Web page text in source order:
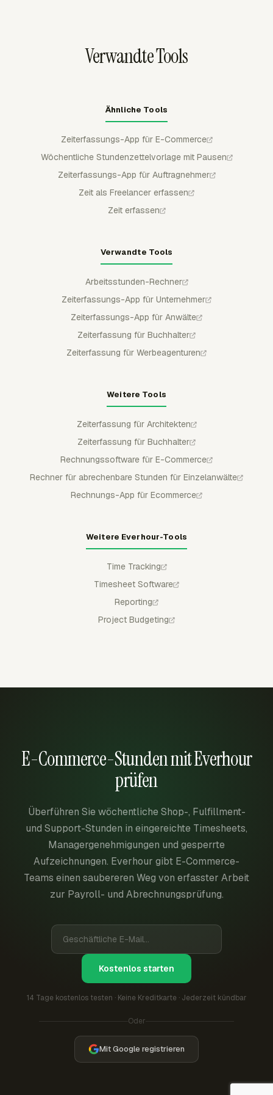
operatives Reporting die Stunden verwenden.
Verwandte Tools
Ähnliche Tools
Zeiterfassungs-App für E-Commerce
Wöchentliche Stundenzettelvorlage mit Pausen
Zeiterfassungs-App für Auftragnehmer
Zeit als Freelancer erfassen
Zeit erfassen
Verwandte Tools
Arbeitsstunden-Rechner
Zeiterfassungs-App für Unternehmer
Zeiterfassungs-App für Anwälte
Zeiterfassung für Buchhalter
Zeiterfassung für Werbeagenturen
Weitere Tools
Zeiterfassung für Architekten
Zeiterfassung für Buchhalter
Rechnungssoftware für E-Commerce
Rechner für abrechenbare Stunden für Einzelanwälte
Rechnungs-App für Ecommerce
Weitere Everhour-Tools
Time Tracking
Timesheet Software
Reporting
Project Budgeting
E-Commerce-Stunden mit Everhour
prüfen
Überführen Sie wöchentliche Shop-, Fulfillment-
und Support-Stunden in eingereichte Timesheets,
Managergenehmigungen und gesperrte
Aufzeichnungen. Everhour gibt E-Commerce-
Teams einen saubereren Weg von erfasster Arbeit
zur Payroll- und Abrechnungsprüfung.
Kostenlos starten
14 Tage kostenlos testen · Keine Kreditkarte · Jederzeit kündbar
Oder
Mit Google registrieren